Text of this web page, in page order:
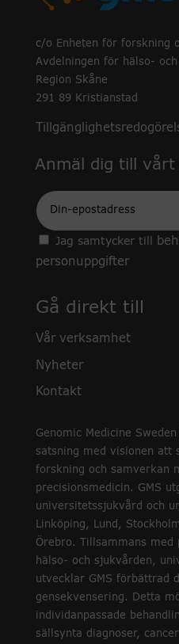
c/o Enheten för forskning
Avdelningen för hälso-
Region Skåne
291 89 Kristianstad
Anmäl dig till
Epost
Jag samtycker till
personuppgifter
Gå direkt till
Vår verksamhet
Nyheter
Kontakt
Genomic Medicine
satsning med visionen att
forskning och samverkan
precisionsmedicin. GMS
universitetssjukvård och
Linköping, Lund,
Örebro. Tillsammans med
hälso- och sjukvården,
utvecklar GMS förbättrad
gensekvensering. Detta
individanpassade
sällsynta diagnoser,